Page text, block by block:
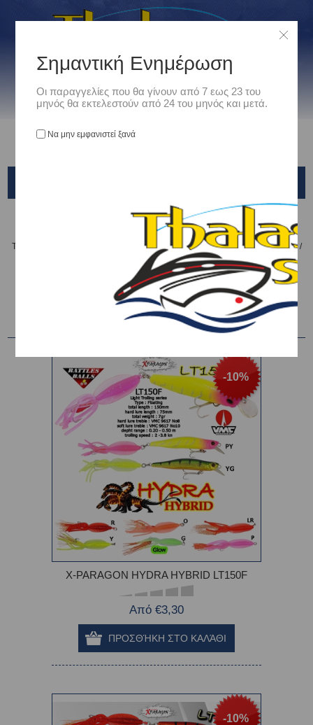
Είδη Αλιείας /
ΤΕΧΝΗΤΑ ΔΟΛΩΜΑΤΑ - ΤΣΑΠΑΡΙ - ΚΑΛΑΜΑΡΙΕΡΕΣ / ΤΕΧΝΗΤΑ ΨΑΡΑΚΙΑ /
X-PARAGON HYDRA HYBRID
Ταξινόμηση ανά
-10%
X-PARAGON HYDRA HYBRID LT150F
Από €3,30
-10%
Σημαντική Ενημέρωση
Οι παραγγελίες που θα γίνουν από 7 εως 23 του
μηνός θα εκτελεστούν από 24 του μηνός και μετά.
Να μην εμφανιστεί ξανά